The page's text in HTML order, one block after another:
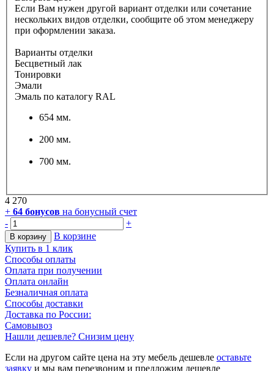
Если Вам нужен другой вариант отделки или сочетание
нескольких видов отделки, сообщите об этом менеджеру
при оформлении заказа.
Варианты отделки
Бесцветный лак
Тонировки
Эмали
Эмаль по каталогу RAL
654 мм.
200 мм.
700 мм.
4 270
+ 64 бонусов на бонусный счет
-
+
В корзину
В корзине
Купить в 1 клик
Способы оплаты
Оплата при получении
Оплата онлайн
Безналичная оплата
Способы доставки
Доставка по России:
Самовывоз
Нашли дешевле? Снизим цену
Если на другом сайте цена на эту мебель дешевле оставьте
заявку и мы вам перезвоним и предложим дешевле